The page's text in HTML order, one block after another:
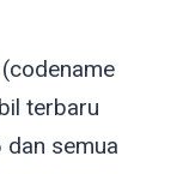
terbaru
semua